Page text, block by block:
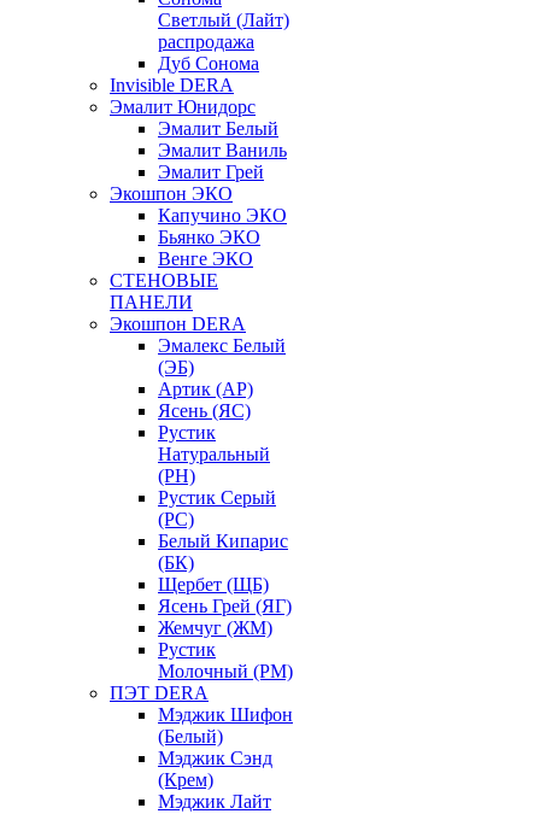
Светлый (Лайт)
распродажа
Дуб Сонома
Invisible DERA
Эмалит Юнидорс
Эмалит Белый
Эмалит Ваниль
Эмалит Грей
Экошпон ЭКО
Капучино ЭКО
Бьянко ЭКО
Венге ЭКО
СТЕНОВЫЕ
ПАНЕЛИ
Экошпон DERA
Эмалекс Белый
(ЭБ)
Артик (АР)
Ясень (ЯС)
Рустик
Натуральный
(РН)
Рустик Серый
(РС)
Белый Кипарис
(БК)
Щербет (ЩБ)
Ясень Грей (ЯГ)
Жемчуг (ЖМ)
Рустик
Молочный (РМ)
ПЭТ DERA
Мэджик Шифон
(Белый)
Мэджик Сэнд
(Крем)
Мэджик Лайт